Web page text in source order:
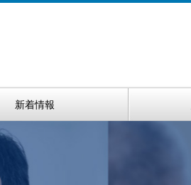
新着情報